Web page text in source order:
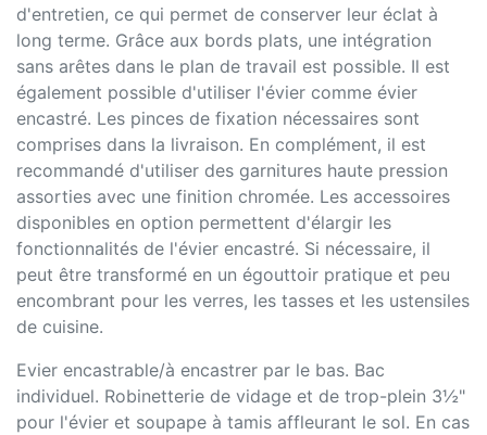
d'entretien, ce qui permet de conserver leur éclat à
long terme. Grâce aux bords plats, une intégration
sans arêtes dans le plan de travail est possible. Il est
également possible d'utiliser l'évier comme évier
encastré. Les pinces de fixation nécessaires sont
comprises dans la livraison. En complément, il est
recommandé d'utiliser des garnitures haute pression
assorties avec une finition chromée. Les accessoires
disponibles en option permettent d'élargir les
fonctionnalités de l'évier encastré. Si nécessaire, il
peut être transformé en un égouttoir pratique et peu
encombrant pour les verres, les tasses et les ustensiles
de cuisine.
Evier encastrable/à encastrer par le bas. Bac
individuel. Robinetterie de vidage et de trop-plein 3½"
pour l'évier et soupape à tamis affleurant le sol. En cas